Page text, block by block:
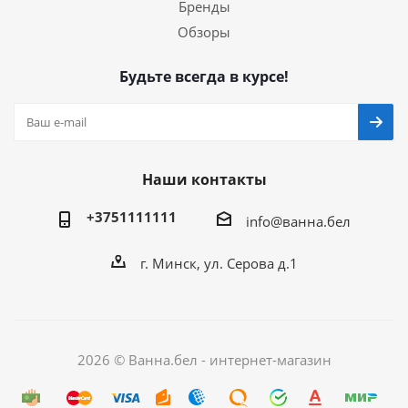
Бренды
Обзоры
Будьте всегда в курсе!
Наши контакты
+3751111111 info@ванна.бел
г. Минск, ул. Серова д.1
2026 © Ванна.бел - интернет-магазин